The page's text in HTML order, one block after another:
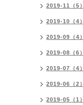
2019-11（5）
2019-10（4）
2019-09（4）
2019-08（6）
2019-07（4）
2019-06（2）
2019-05（1）